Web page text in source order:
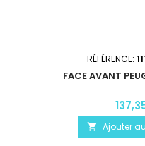
RÉFÉRENCE:
FACE AVANT
 Ajouter